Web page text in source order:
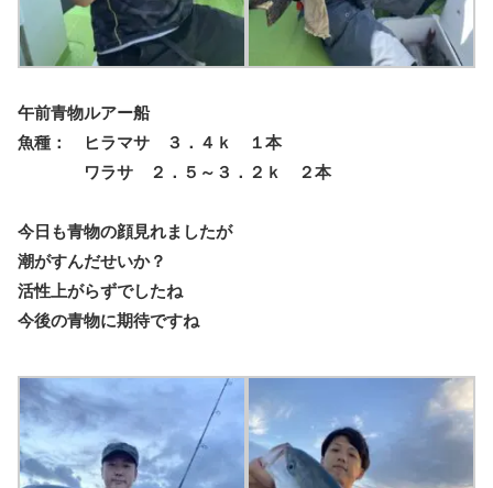
午前青物ルアー船
魚種： ヒラマサ ３．４ｋ １本
ワラサ ２．５～３．２ｋ ２本
今日も青物の顔見れましたが
潮がすんだせいか？
活性上がらずでしたね
今後の青物に期待ですね